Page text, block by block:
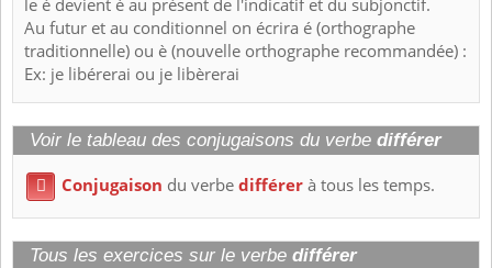
le é devient è au présent de l'indicatif et du subjonctif.
Au futur et au conditionnel on écrira é (orthographe
traditionnelle) ou è (nouvelle orthographe recommandée) :
Ex: je libérerai ou je libèrerai
Voir le tableau des conjugaisons du verbe différer
 Conjugaison du verbedifférerà tous les temps.
Tous les exercices sur le verbe différer